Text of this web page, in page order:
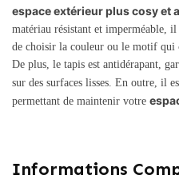
espace extérieur plus cosy et
matériau résistant et imperméable,
de choisir la couleur ou le motif qui
De plus, le tapis est antidérapant,
sur des surfaces lisses. En outre, il
permettant de maintenir votre
Informations